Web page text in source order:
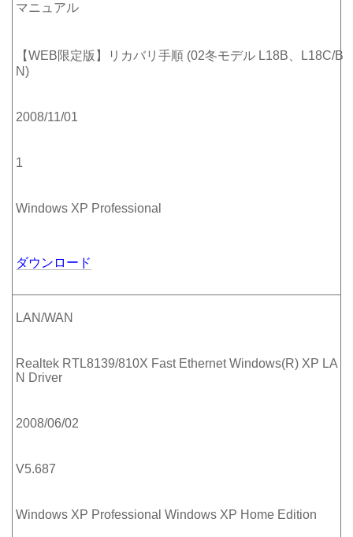
マニュアル
【WEB限定版】リカバリ手順 (02冬モデル L18B、L18C/B
N)
2008/11/01
1
Windows XP Professional
ダウンロード
LAN/WAN
Realtek RTL8139/810X Fast Ethernet Windows(R) XP LA
N Driver
2008/06/02
V5.687
Windows XP Professional Windows XP Home Edition